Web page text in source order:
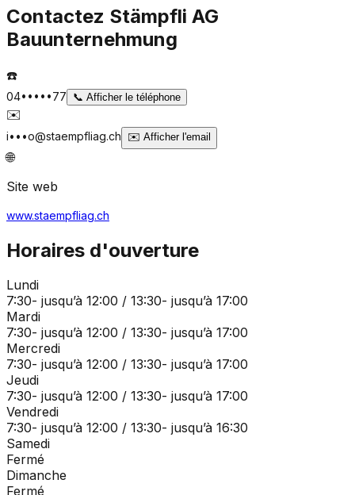
Contactez Stämpfli AG
Bauunternehmung
☎️
04•••••77 📞 Afficher le téléphone
✉️
i•••o@staempfliag.ch ✉️ Afficher l'email
🌐
Site web
www.staempfliag.ch
Horaires d'ouverture
Lundi
7:30- jusqu’à 12:00 / 13:30- jusqu’à 17:00
Mardi
7:30- jusqu’à 12:00 / 13:30- jusqu’à 17:00
Mercredi
7:30- jusqu’à 12:00 / 13:30- jusqu’à 17:00
Jeudi
7:30- jusqu’à 12:00 / 13:30- jusqu’à 17:00
Vendredi
7:30- jusqu’à 12:00 / 13:30- jusqu’à 16:30
Samedi
Fermé
Dimanche
Fermé